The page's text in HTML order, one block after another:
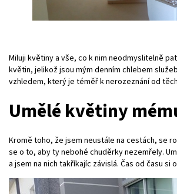
Miluji květiny a vše, co k nim neodmyslitelně
květin, jelikož jsou mým denním chlebem
vzhledem, který je téměř k nerozeznání od
Umělé květiny
Kromě toho, že jsem neustále na cestách, se
se o to, aby ty nebohé chuděrky nezemřely.
a jsem na nich takříkajíc závislá. Čas od času